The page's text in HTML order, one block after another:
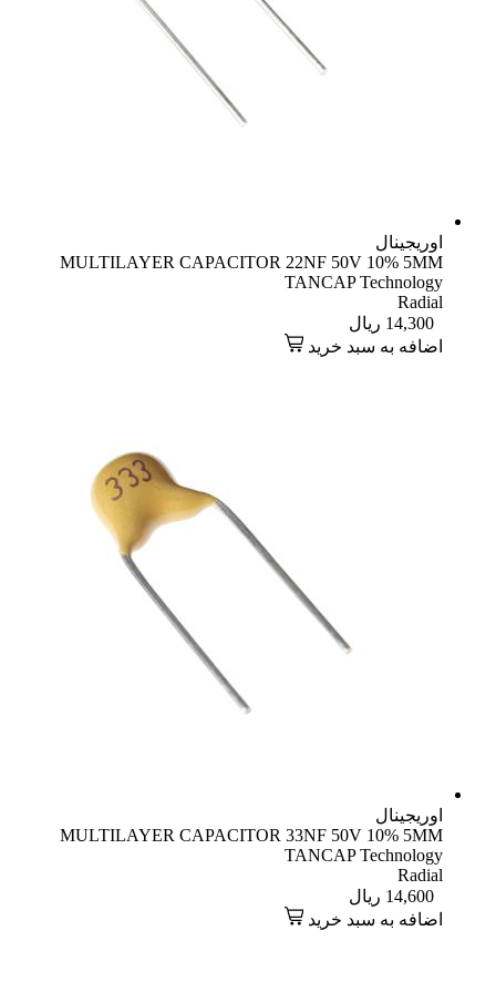
اوریجینال
MULTILAYER CAPACITOR 22NF 50V 10% 5MM
TANCAP Technology
Radial
14,300 ریال
اضافه به سبد خرید
اوریجینال
MULTILAYER CAPACITOR 33NF 50V 10% 5MM
TANCAP Technology
Radial
14,600 ریال
اضافه به سبد خرید